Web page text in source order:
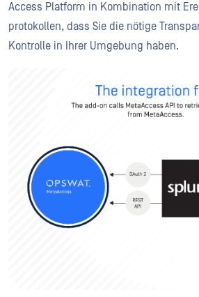
Access Platform in Kombination mit
protokollen, dass Sie die nötige
Kontrolle in Ihrer Umgebung haben.